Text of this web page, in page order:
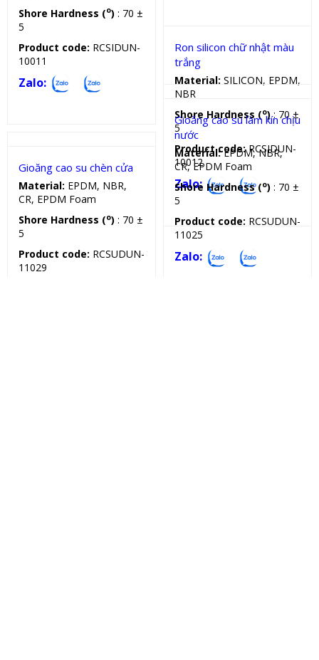
Shore Hardness (o) : 70 ±
5
Product code: RCSIDUN-
10011
Zalo:
Ron silicon chữ nhật màu
trắng
Material: SILICON, EPDM,
NBR
Shore Hardness (o): 70 ±
5
Product code:RCSIDUN-
10012
Zalo: